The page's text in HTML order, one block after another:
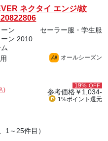
ネクタイ エンジ/紋
ン
セーラー服・学生服
ン 2010
All オールシーズン
)
19% OFF
参考価格￥1,034-
1%ポイント 還元
1～25件目）